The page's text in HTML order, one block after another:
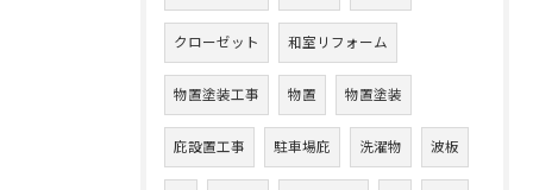
クローゼット 和室リフォーム
物置塗装工事 物置 物置塗装
庇設置工事 駐車場庇 洗濯物 波板